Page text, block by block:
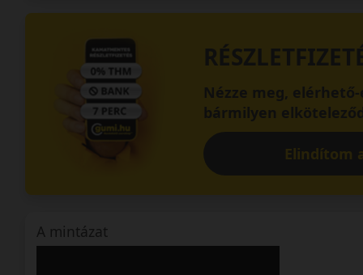
Nézze meg,
bármilyen
Elindítom
A mintázat